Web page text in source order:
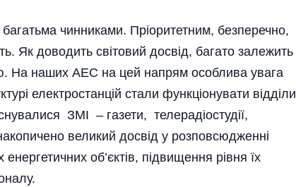
чинниками. Пріоритетним, безперечно,
Як доводить світовий досвід, багато залежить
На наших АЕС на цей напрям особлива увага
електростанцій стали функціонувати відділи
ЗМІ – газети, телерадіостудії,
великий досвід у розповсюдженні
об’єктів, підвищення рівня їх